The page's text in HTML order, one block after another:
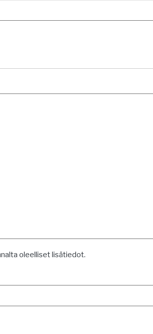
oleelliset lisätiedot.